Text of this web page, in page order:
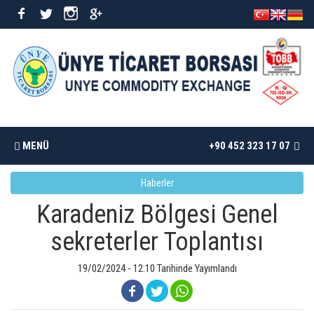
MENÜ +90 452 323 17 07
BORSAMIZ
İSTATISTIKLER
Haberler
Karadeniz Bölgesi Genel
sekreterler Toplantısı
19/02/2024 - 12:10 Tarihinde Yayımlandı